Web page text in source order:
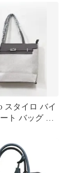
スタイロ バイ
ト バッグ グ